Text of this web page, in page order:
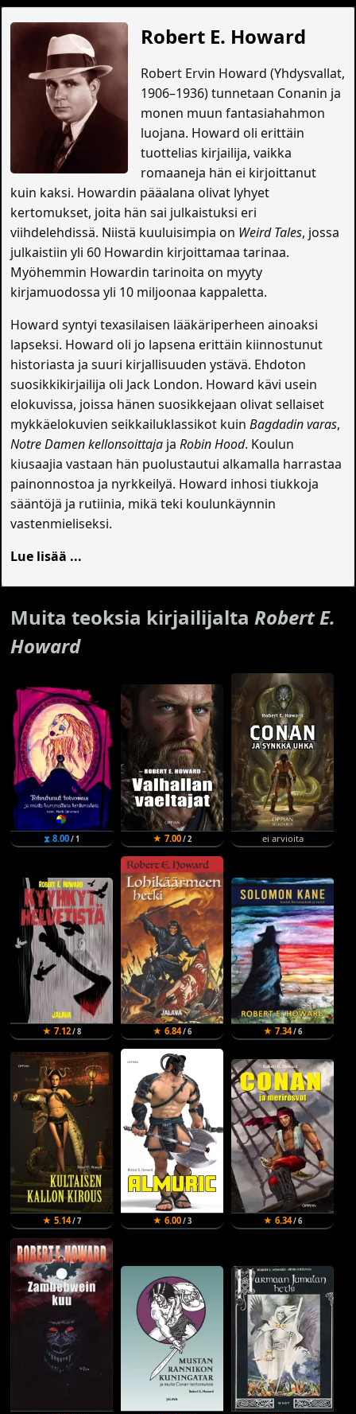
Robert E. Howard
Robert Ervin Howard (Yhdysvallat,
1906–1936) tunnetaan Conanin ja
monen muun fantasiahahmon
luojana. Howard oli erittäin
tuottelias kirjailija, vaikka
romaaneja hän ei kirjoittanut
kuin kaksi. Howardin pääalana olivat lyhyet
kertomukset, joita hän sai julkaistuksi eri
viihdelehdissä. Niistä kuuluisimpia on Weird Tales, jossa
julkaistiin yli 60 Howardin kirjoittamaa tarinaa.
Myöhemmin Howardin tarinoita on myyty
kirjamuodossa yli 10 miljoonaa kappaletta.
Howard syntyi texasilaisen lääkäriperheen ainoaksi
lapseksi. Howard oli jo lapsena erittäin kiinnostunut
historiasta ja suuri kirjallisuuden ystävä. Ehdoton
suosikkikirjailija oli Jack London. Howard kävi usein
elokuvissa, joissa hänen suosikkejaan olivat sellaiset
mykkäelokuvien seikkailuklassikot kuinBagdadin varas,
Notre Damen kellonsoittaja jaRobin Hood. Koulun
kiusaajia vastaan hän puolustautui alkamalla harrastaa
painonnostoa ja nyrkkeilyä. Howard inhosi tiukkoja
sääntöjä ja rutiinia, mikä teki koulunkäynnin
vastenmieliseksi.
Lue lisää ...
Muita teoksia kirjailijalta Robert E.
Howard
⧗ 8.00/ 1 ★ 7.00/ 2 ei arvioita
★ 7.12/ 8 ★ 6.84/ 6 ★ 7.34/ 6
★ 5.14/ 7 ★ 6.00/ 3 ★ 6.34/ 6